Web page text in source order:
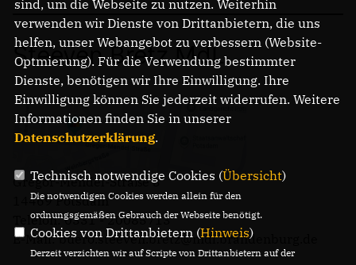
Steeven Bretz MdL
Gregor-Mendel-Straße 3
14469 Potsdam
Telefon: 0331 - 20085713
E-Mail: buero.steeven.bretz@mdl.brandenburg.de
sind, um die Webseite zu nutzen. Weiterhin
verwenden wir Dienste von Drittanbietern, die uns
helfen, unser Webangebot zu verbessern (Website-
Optmierung). Für die Verwendung bestimmter
Dienste, benötigen wir Ihre Einwilligung. Ihre
Einwilligung können Sie jederzeit widerrufen. Weitere
Informationen finden Sie in unserer
Datenschutzerklärung.
Technisch notwendige Cookies (Übersicht)
Die notwendigen Cookies werden allein für den
ordnungsgemäßen Gebrauch der Webseite benötigt.
Cookies von Drittanbietern (Hinweis)
Derzeit verzichten wir auf Scripte von Drittanbietern auf der